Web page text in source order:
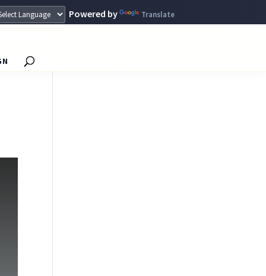
Powered by Translate